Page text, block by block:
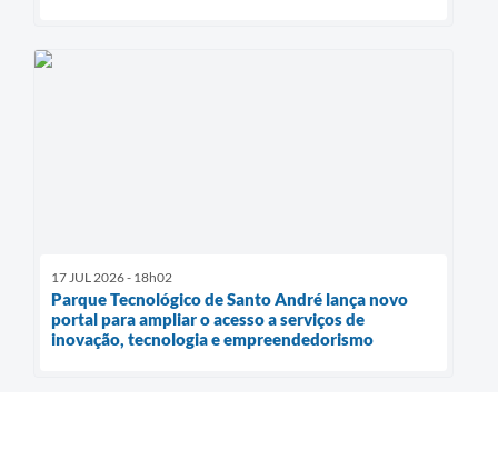
17 JUL 2026 - 18h02
Parque Tecnológico de Santo André lança novo
portal para ampliar o acesso a serviços de
inovação, tecnologia e empreendedorismo